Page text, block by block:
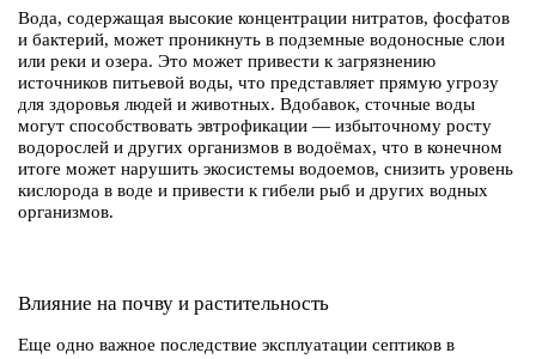
Вода, содержащая высокие концентрации нитратов, фосфатов
и бактерий, может проникнуть в подземные водоносные слои
или реки и озера. Это может привести к загрязнению
источников питьевой воды, что представляет прямую угрозу
для здоровья людей и животных. Вдобавок, сточные воды
могут способствовать эвтрофикации — избыточному росту
водорослей и других организмов в водоёмах, что в конечном
итоге может нарушить экосистемы водоемов, снизить уровень
кислорода в воде и привести к гибели рыб и других водных
организмов.
Влияние на почву и растительность
Еще одно важное последствие эксплуатации септиков в